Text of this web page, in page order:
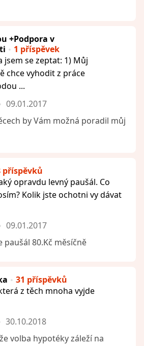
+Podpora v
1 příspěvek
jsem se zeptat: 1) Můj
chce vyhodit z práce
...
09.01.2017
by Vám možná poradil můj
příspěvků
opravdu levný paušál. Co
Kolik jste ochotni vy dávat
09.01.2017
paušál 80.Kč měsíčně
31 příspěvků
z těch mnoha vyjde
30.10.2018
volba hypotéky záleží na